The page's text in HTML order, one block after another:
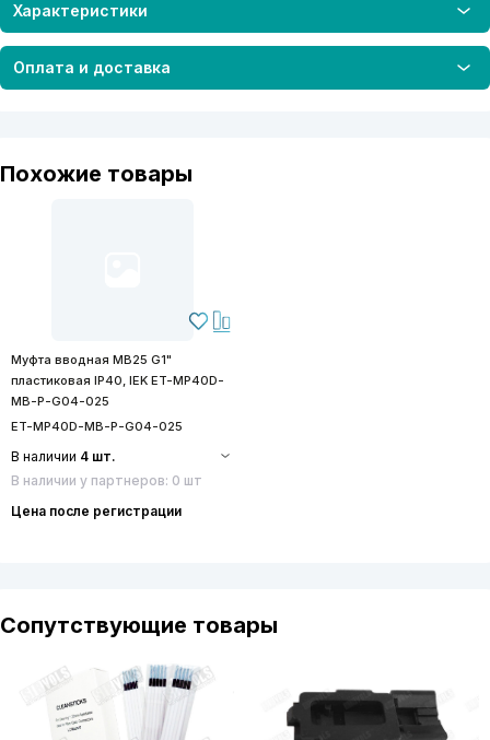
Характеристики
Оплата и доставка
Похожие товары
Муфта вводная MB25 G1"
пластиковая IP40, IEK ET-MP40D-
MB-P-G04-025
ET-MP40D-MB-P-G04-025
В наличии 4 шт.
В наличии у партнеров: 0 шт
Цена после регистрации
Сопутствующие товары